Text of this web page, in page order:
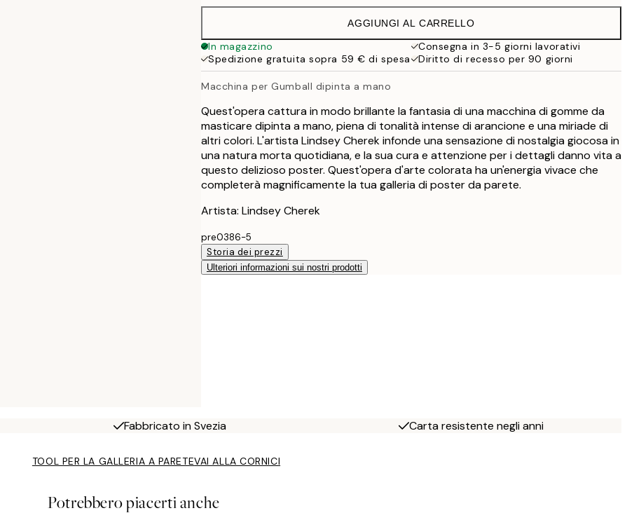
38 €
AGGIUNGI AL CARRELLO
In magazzino
Consegna in 3-5 giorni lavorativi
Spedizione gratuita sopra 59 € di spesa
Diritto di recesso per 90 giorni
Macchina per Gumball dipinta a mano
Quest'opera cattura in modo brillante la fantasia di una macchina di gomme da
masticare dipinta a mano, piena di tonalità intense di arancione e una miriade di
altri colori. L'artista Lindsey Cherek infonde una sensazione di nostalgia giocosa in
una natura morta quotidiana, e la sua cura e attenzione per i dettagli danno vita a
questo delizioso poster. Quest'opera d'arte colorata ha un'energia vivace che
completerà magnificamente la tua galleria di poster da parete.
Artista: Lindsey Cherek
pre0386-5
Storia dei prezzi
Ulteriori informazioni sui nostri prodotti
Fabbricato in Svezia Carta resistente negli anni
TOOL PER LA GALLERIA A PARETEVAI ALLA CORNICI
Potrebbero piacerti anche